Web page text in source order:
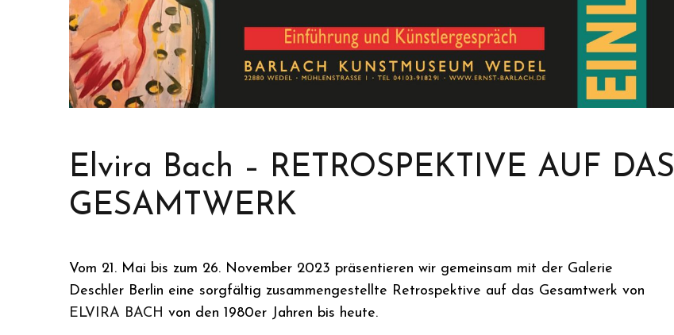
Elvira Bach – RETROSPEKTIVE AUF DAS
GESAMTWERK
Vom 21. Mai bis zum 26. November 2023 präsentieren wir gemeinsam mit der Galerie
Deschler Berlin eine sorgfältig zusammengestellte Retrospektive auf das Gesamtwerk von
ELVIRA BACH von den 1980er Jahren bis heute.